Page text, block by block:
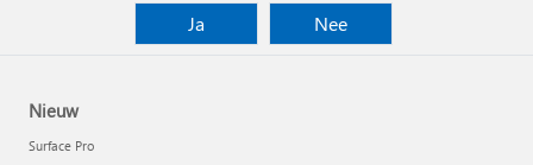
Ja
Nee
Nieuw
Surface Pro